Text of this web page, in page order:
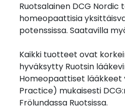
Ruotsalainen DCG
homeopaattisia
potenssissa. Saatavilla
Kaikki tuotteet ovat
hyväksytty Ruotsin
Homeopaattiset lääkkeet
Practice) mukaisesti
Frölundassa Ruotsissa.